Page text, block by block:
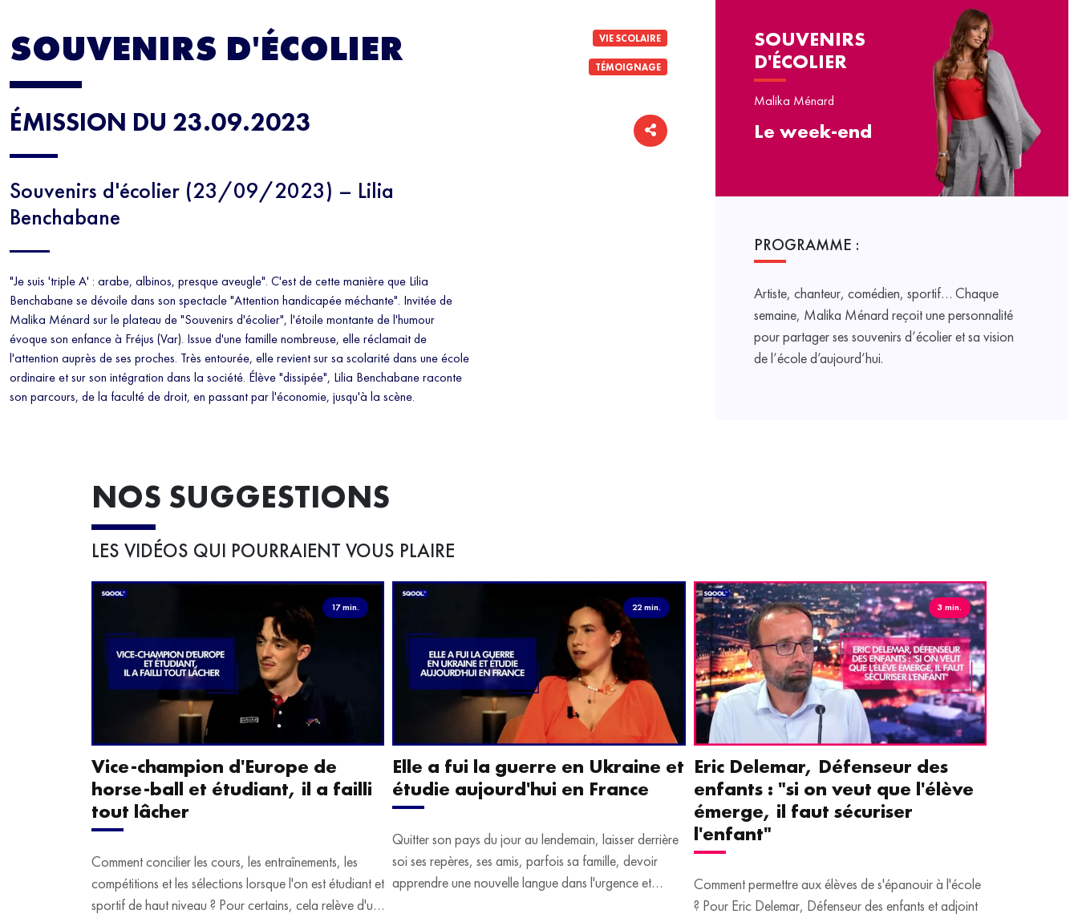
SOUVENIRS D'ÉCOLIER
ÉMISSION DU 23.09.2023
Souvenirs d'écolier (23/09/2023) – Lilia
Benchabane
"Je suis 'triple A' : arabe, albinos, presque aveugle". C'est de cette manière que Lilia
Benchabane se dévoile dans son spectacle "Attention handicapée méchante". Invitée de
Malika Ménard sur le plateau de "Souvenirs d'écolier", l'étoile montante de l'humour
évoque son enfance à Fréjus (Var). Issue d'une famille nombreuse, elle réclamait de
l'attention auprès de ses proches. Très entourée, elle revient sur sa scolarité dans une école
ordinaire et sur son intégration dans la société. Élève "dissipée", Lilia Benchabane raconte
son parcours, de la faculté de droit, en passant par l'économie, jusqu'à la scène.
VIE SCOLAIRE
TÉMOIGNAGE
SOUVENIRS
D'ÉCOLIER
Malika Ménard
Le week-end
PROGRAMME :
Artiste, chanteur, comédien, sportif… Chaque
semaine, Malika Ménard reçoit une personnalité
pour partager ses souvenirs d’écolier et sa vision
de l’école d’aujourd’hui.
NOS SUGGESTIONS
LES VIDÉOS QUI POURRAIENT VOUS PLAIRE
17 min.
Vice-champion d'Europe de
horse-ball et étudiant, il a failli
tout lâcher
Comment concilier les cours, les entraînements, les
compétitions et les sélections lorsque l'on est étudiant et
sportif de haut niveau ? Pour certains, cela relève d'un
22 min.
Elle a fui la guerre en Ukraine et
étudie aujourd'hui en France
Quitter son pays du jour au lendemain, laisser derrière
soi ses repères, ses amis, parfois sa famille, devoir
apprendre une nouvelle langue dans l'urgence et
3 min.
Eric Delemar, Défenseur des
enfants : "si on veut que l'élève
émerge, il faut sécuriser
l'enfant"
Comment permettre aux élèves de s'épanouir à l'école
? Pour Eric Delemar, Défenseur des enfants et adjoint